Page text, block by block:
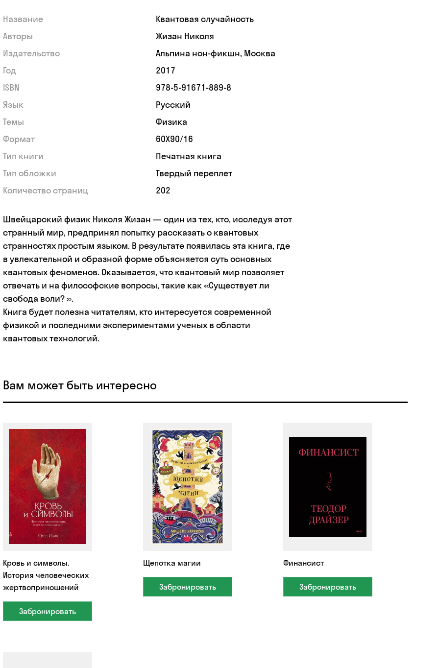
Название
Квантовая случайность
Авторы
Жизан Николя
Издательство
Альпина нон-фикшн, Москва
Год
2017
ISBN
978-5-91671-889-8
Язык
Русский
Темы
Физика
Формат
60Х90/16
Тип книги
Печатная книга
Тип обложки
Твердый переплет
Количество страниц
202
Швейцарский физик Николя Жизан — один из тех, кто, исследуя этот
странный мир, предпринял попытку рассказать о квантовых
странностях простым языком. В результате появилась эта книга, где
в увлекательной и образной форме объясняется суть основных
квантовых феноменов. Оказывается, что квантовый мир позволяет
отвечать и на философские вопросы, такие как «Существует ли
свобода воли? ».
Книга будет полезна читателям, кто интересуется современной
физикой и последними экспериментами ученых в области
квантовых технологий.
Вам может быть интересно
Кровь и символы.
История человеческих
жертвоприношений
Забронировать
Щепотка магии
Забронировать
Финансист
Забронировать